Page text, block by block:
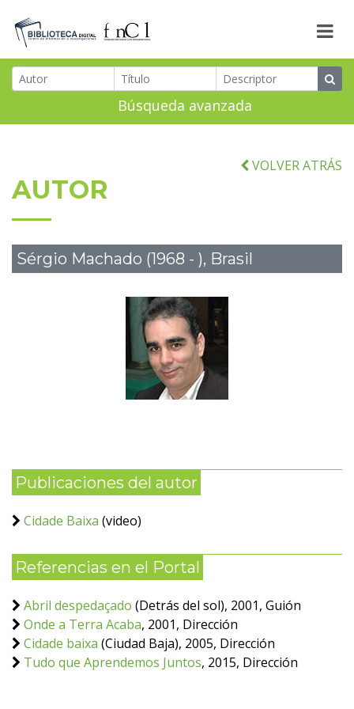
Búsqueda avanzada
VOLVER ATRÁS
AUTOR
Sérgio Machado (1968 - ), Brasil
Publicaciones del autor
Cidade Baixa (video)
Referencias en el Portal
Abril despedaçado (Detrás del sol), 2001, Guión
Onde a Terra Acaba, 2001, Dirección
Cidade baixa (Ciudad Baja), 2005, Dirección
Tudo que Aprendemos Juntos, 2015, Dirección